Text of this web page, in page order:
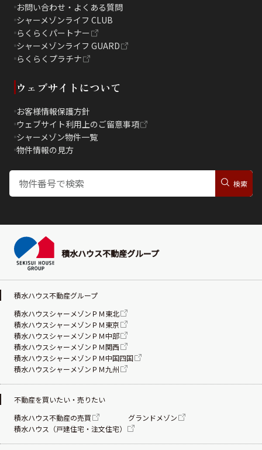
お問い合わせ・よくある質問
シャーメゾンライフ CLUB
らくらくパートナー
シャーメゾンライフ GUARD
らくらくプラチナ
ウェブサイトについて
お客様情報保護方針
ウェブサイト利用上のご留意事項
シャーメゾン物件一覧
物件情報の見方
積水ハウス不動産グループ
積水ハウス不動産グループ
積水ハウスシャーメゾンＰＭ東北
積水ハウスシャーメゾンＰＭ東京
積水ハウスシャーメゾンＰＭ中部
積水ハウスシャーメゾンＰＭ関西
積水ハウスシャーメゾンＰＭ中国四国
積水ハウスシャーメゾンＰＭ九州
不動産を買いたい・売りたい
積水ハウス不動産の売買
グランドメゾン
積水ハウス（戸建住宅・注文住宅）